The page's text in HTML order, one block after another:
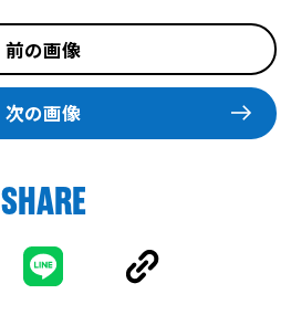
前の画像
次の画像
SHARE